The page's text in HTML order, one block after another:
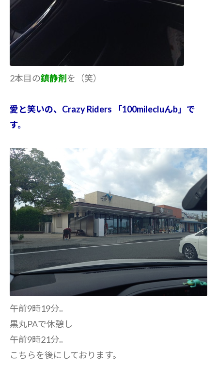
2本目の鎮静剤 を（笑）
愛と笑いの、Crazy Riders 「100milecluんb」で
す。
午前9時19分。
黒丸PAで休憩し
午前9時21分。
こちらを後にしております。